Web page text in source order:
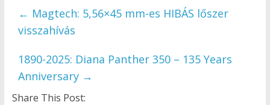
← Magtech: 5,56×45 mm-es HIBÁS lőszer
visszahívás
1890-2025: Diana Panther 350 – 135 Years
Anniversary →
Share This Post: